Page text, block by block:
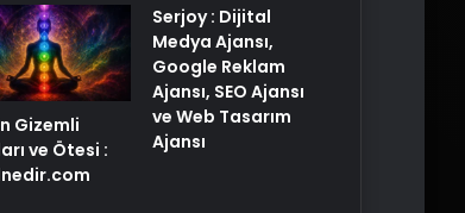
Gizemli
ve Ötesi :
Serjoy : Dijital
Medya Ajansı,
Google Reklam
Ajansı, SEO Ajansı
ve Web Tasarım
Ajansı